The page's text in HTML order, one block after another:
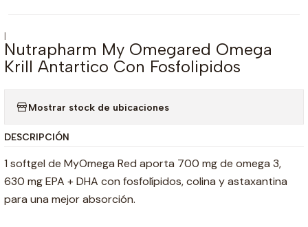
|
Nutrapharm My Omegared Omega
Krill Antartico Con Fosfolipidos
Mostrar stock de ubicaciones
DESCRIPCIÓN
1 softgel de MyOmega Red aporta 700 mg de omega 3,
630 mg EPA + DHA con fosfolípidos, colina y astaxantina
para una mejor absorción.